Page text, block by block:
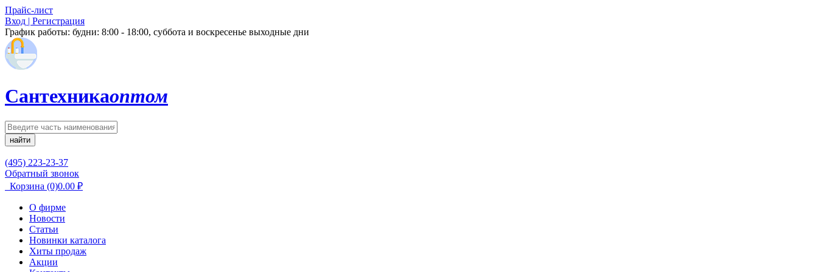
Прайс-лист
Вход | Регистрация
График работы: будни: 8:00 - 18:00, суббота и воскресенье выходные дни
Сантехникаоптом
найти
(495) 223-23-37
Обратный звонок
Корзина (0)0.00 ₽
О фирме
Новости
Статьи
Новинки каталога
Хиты продаж
Акции